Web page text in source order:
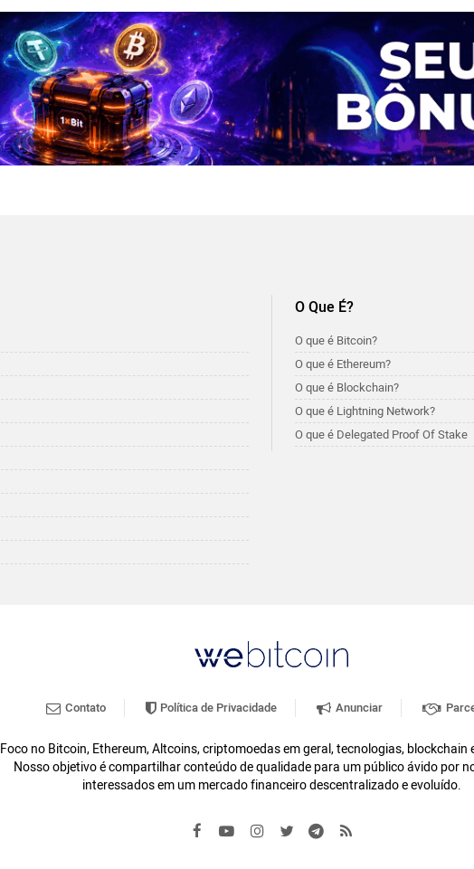
O Que É?
O que é Bitcoin?
O que é Ethereum?
O que é Blockchain?
O que é Lightning Network?
O que é Delegated Proof Of Stake
Contato Política de Privacidade Anunciar
Foco no Bitcoin, Ethereum, Altcoins, criptomoedas em geral, tecnologias, blockchain
Nosso objetivo é compartilhar conteúdo de qualidade para um público ávido por
interessados em um mercado financeiro descentralizado e evoluído.